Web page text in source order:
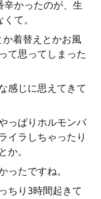
辛かったのが、生
て。
着替えとかお風
て思ってしまった
感じに思えてきて
っぱりホルモンバ
イラしちゃったり
か。
ったですね。
ちり3時間起きて